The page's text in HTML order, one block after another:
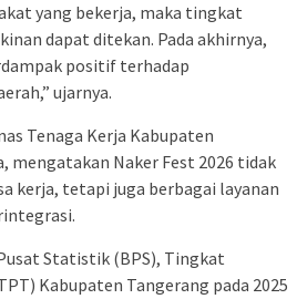
yang bekerja, maka tingkat
dapat ditekan. Pada akhirnya,
positif terhadap
ujarnya.
Tenaga Kerja Kabupaten
mengatakan Naker Fest 2026 tidak
kerja, tetapi juga berbagai layanan
Statistik (BPS), Tingkat
Kabupaten Tangerang pada 2025